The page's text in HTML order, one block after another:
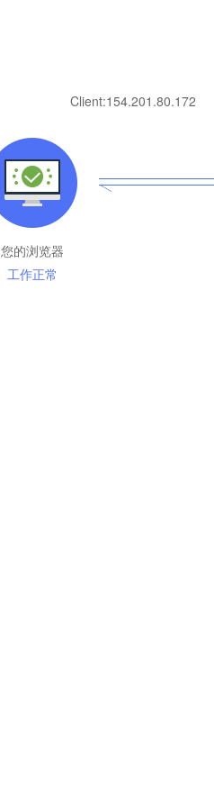
Client:154.201.80.172
您的浏览器
工作正常